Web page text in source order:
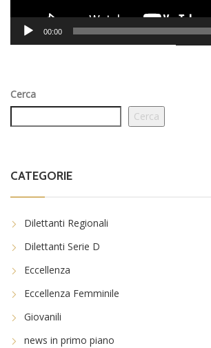
00:00
Cerca
Cerca
CATEGORIE
Dilettanti Regionali
Dilettanti Serie D
Eccellenza
Eccellenza Femminile
Giovanili
news in primo piano